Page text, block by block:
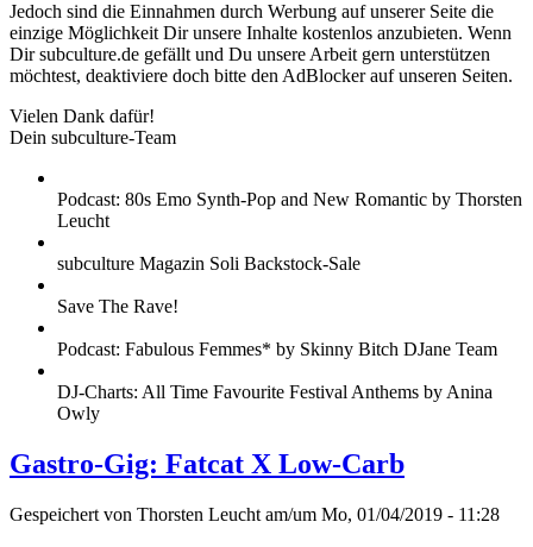
Jedoch sind die Einnahmen durch Werbung auf unserer Seite die
einzige Möglichkeit Dir unsere Inhalte kostenlos anzubieten. Wenn
Dir subculture.de gefällt und Du unsere Arbeit gern unterstützen
möchtest, deaktiviere doch bitte den AdBlocker auf unseren Seiten.
Vielen Dank dafür!
Dein subculture-Team
Podcast: 80s Emo Synth-Pop and New Romantic by Thorsten
Leucht
subculture Magazin Soli Backstock-Sale
Save The Rave!
Podcast: Fabulous Femmes* by Skinny Bitch DJane Team
DJ-Charts: All Time Favourite Festival Anthems by Anina
Owly
Gastro-Gig: Fatcat X Low-Carb
Gespeichert von Thorsten Leucht am/um Mo, 01/04/2019 - 11:28